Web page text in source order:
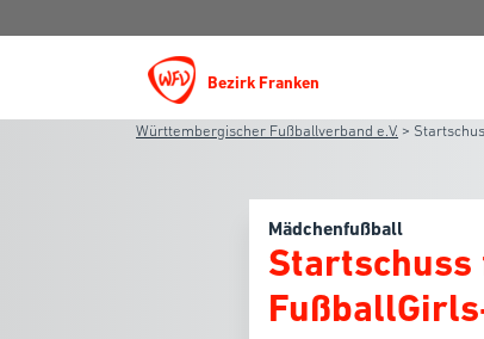
Bezirk Franken
Württembergischer Fußballverband e.V. >
Mädchenfußball
Startschuss